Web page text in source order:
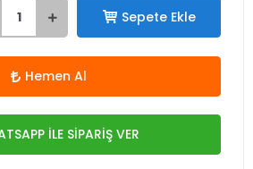
Sepete Ekle
Hemen Al
İLE SİPARİŞ VER